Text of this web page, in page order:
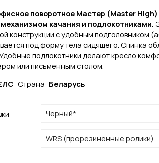
поворотное Мастер (Master High)
механизмом качания и подлокотниками.
конструкции с удобным подголовником
под форму тела сидящего. Спинка
подлокотники делают кресло
или письменным столом.
Страна: Беларусь